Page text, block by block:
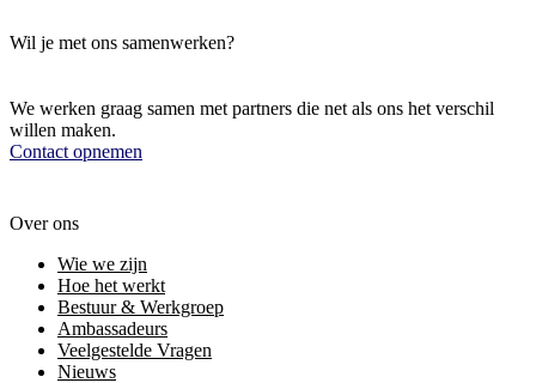
Wil je met ons samenwerken?
We werken graag samen met partners die net als ons het verschil
willen maken.
Contact opnemen
Over ons
Wie we zijn
Hoe het werkt
Bestuur & Werkgroep
Ambassadeurs
Veelgestelde Vragen
Nieuws